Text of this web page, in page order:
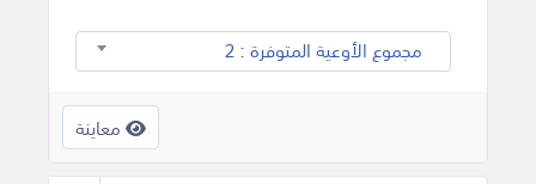
مجموع الأوعية المتوفرة : 2
معاينة